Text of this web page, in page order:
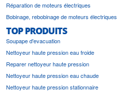
Réparation de moteurs électriques
Bobinage, rebobinage de moteurs électriques
TOP PRODUITS
Soupape d'evacuation
Nettoyeur haute pression eau froide
Reparer nettoyeur haute pression
Nettoyeur haute pression eau chaude
Nettoyeur haute pression stationnaire